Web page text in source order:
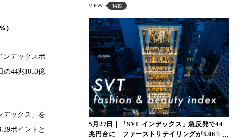
）
ンデックスポ
の44兆1053億
デックス」を
ポイントと
VIEW 1415
5月27日｜「SVT インデックス」急反発で44
兆円台に ファーストリテイリングが3.06％上